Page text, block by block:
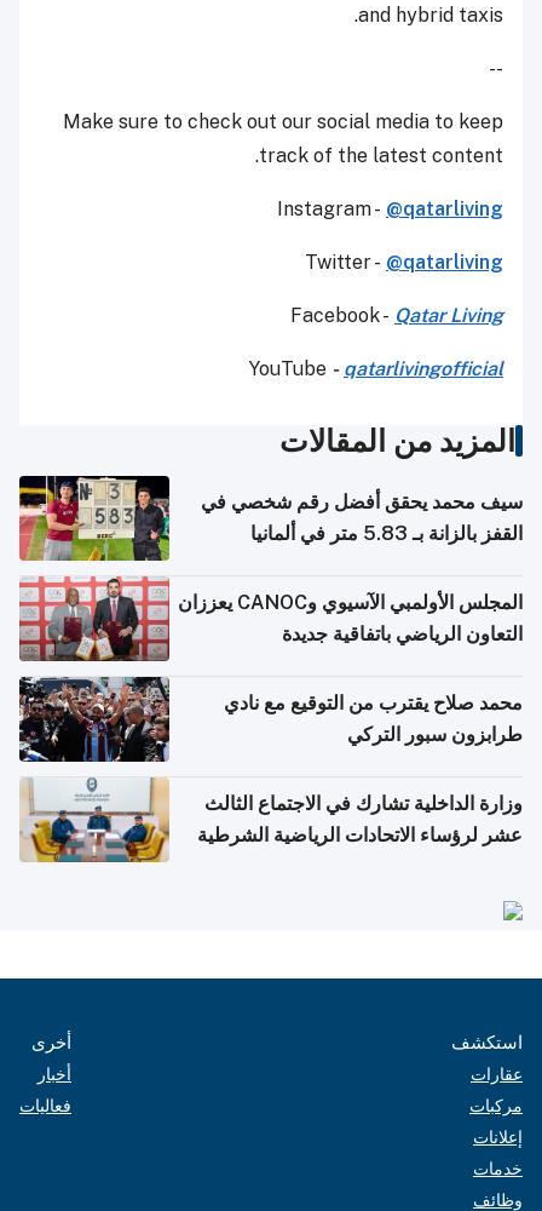
and hybrid taxis.
--
Make sure to check out our social media to keep
track of the latest content.
Instagram - @qatarliving
Twitter - @qatarliving
Facebook - Qatar Living
YouTube - qatarlivingofficial
المزيد من المقالات
سيف محمد يحقق أفضل رقم شخصي في
القفز بالزانة بـ 5.83 متر في ألمانيا
المجلس الأولمبي الآسيوي وCANOC يعززان
التعاون الرياضي باتفاقية جديدة
محمد صلاح يقترب من التوقيع مع نادي
طرابزون سبور التركي
وزارة الداخلية تشارك في الاجتماع الثالث
عشر لرؤساء الاتحادات الرياضية الشرطية
استكشف
عقارات
مركبات
إعلانات
خدمات
وظائف
أخرى
أخبار
فعاليات